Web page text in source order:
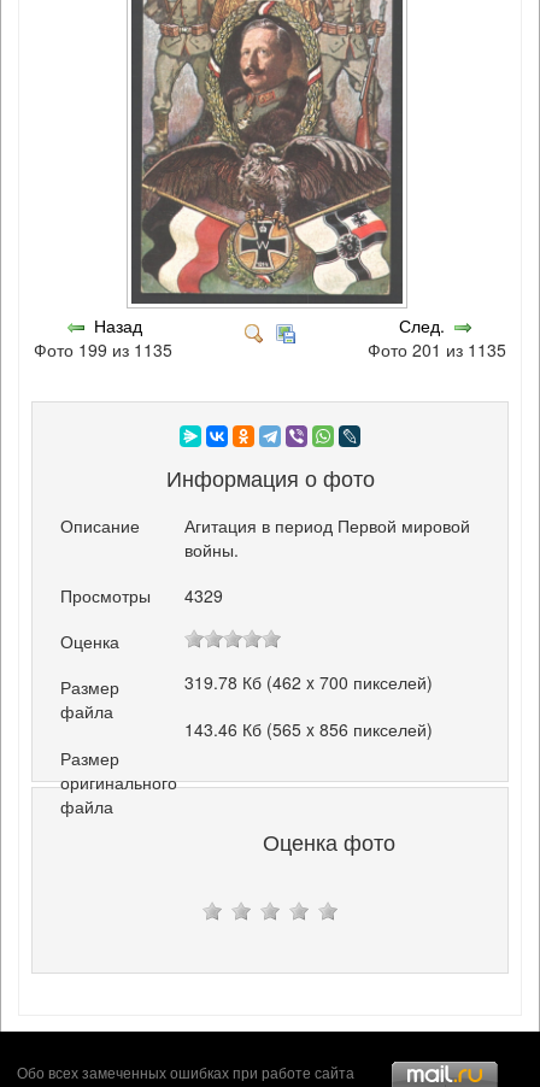
Назад
Фото 199 из 1135
След.
Фото 201 из 1135
Информация о фото
Описание
Агитация в период Первой мировой
войны.
Просмотры
4329
Оценка
Размер
файла
319.78 Кб (462 x 700 пикселей)
Размер
оригинального
файла
143.46 Кб (565 x 856 пикселей)
Оценка фото
Обо всех замеченных ошибках при работе сайта